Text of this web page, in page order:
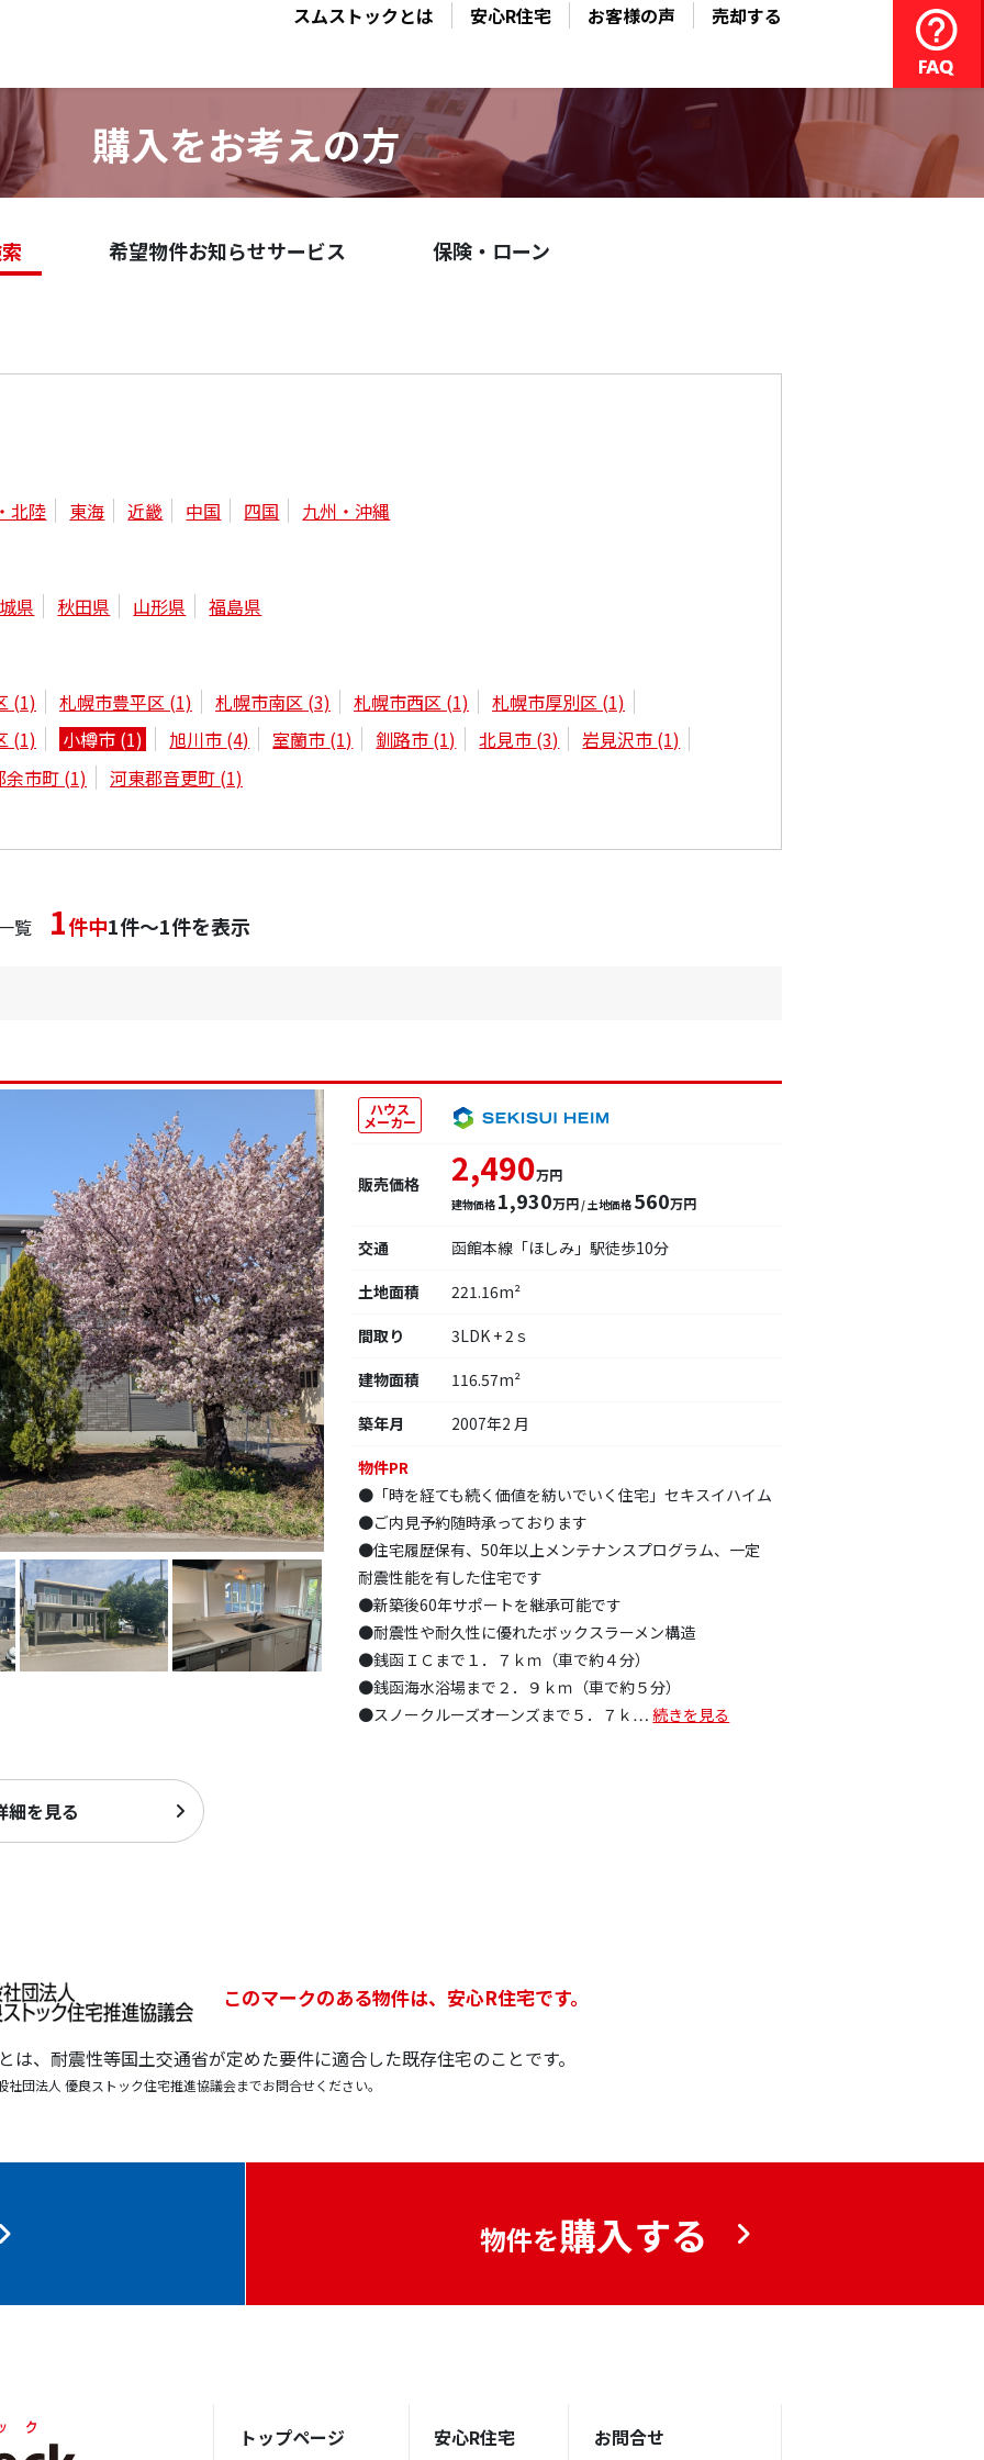
スムストックとは 安心R住宅 お客様の声 売却する
購入をお考えの方
希望物件お知らせサービス 保険・ローン
北陸 東海 近畿 中国 四国 九州・沖縄
県 秋田県 山形県 福島県
(1) 札幌市豊平区 (1) 札幌市南区 (3) 札幌市西区 (1) 札幌市厚別区 (1)
(1) 小樽市 (1) 旭川市 (4) 室蘭市 (1) 釧路市 (1) 北見市 (3) 岩見沢市 (1)
余市町 (1) 河東郡音更町 (1)
覧 1件中1件～1件を表示
細を見る
ハウス
メーカー
販売価格 2,490万円
建物価格 1,930万円 / 土地価格 560万円
交通
函館本線「ほしみ」駅徒歩10分
土地面積
221.16m²
間取り
3LDK + 2ｓ
建物面積
116.57m²
築年月
2007年2 月
物件PR
●「時を経ても続く価値を紡いでいく住宅」セキスイハイム
●ご内見予約随時承っております
●住宅履歴保有、50年以上メンテナンスプログラム、一定
耐震性能を有した住宅です
●新築後60年サポートを継承可能です
●耐震性や耐久性に優れたボックスラーメン構造
●銭函ＩＣまで１．７ｋｍ（車で約４分）
●銭函海水浴場まで２．９ｋｍ（車で約５分）
●スノークルーズオーンズまで５．７ｋ … 続きを見る
このマークのある物件は、安心R住宅です。
は、耐震性等国土交通省が定めた要件に適合した既存住宅のことです。
団法人 優良ストック住宅推進協議会までお問合せください。
物件を購入する
トップページ 安心R住宅 お問合せ